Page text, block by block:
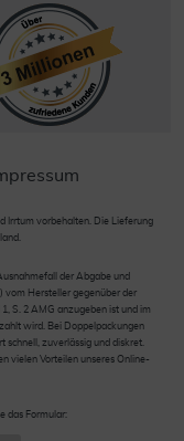
Irrtum vorbehalten. Die Lieferung
der Abgabe und
vom Hersteller gegenüber der
S. 2 AMG anzugeben ist und im
wird. Bei Doppelpackungen
schnell, zuverlässig und diskret.
vielen Vorteilen unseres Online-
das Formular: